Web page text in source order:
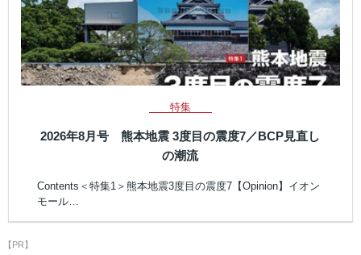
特集
2026年8月号 熊本地震 3度目の震度7／BCP見直し
の潮流
Contents＜特集1＞熊本地震3度目の震度7【Opinion】イオン
モール…
【PR】